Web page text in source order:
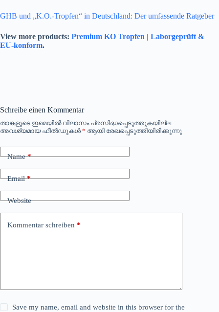
GHB und „K.O.-Tropfen“ in Deutschland: Der umfassende Ratgeber
View more products: Premium KO Tropfen | Laborgeprüft &
EU-konform.
Schreibe einen Kommentar
താങ്കളുടെ ഇമെയില്‍ വിലാസം പ്രസിദ്ധപ്പെടുത്തുകയില്ല.
അവശ്യമായ ഫീല്‍ഡുകള്‍ * ആയി രേഖപ്പെടുത്തിയിരിക്കുന്നു
Name*
Email*
Website
Kommentar schreiben *
Save my name, email and website in this browser for the